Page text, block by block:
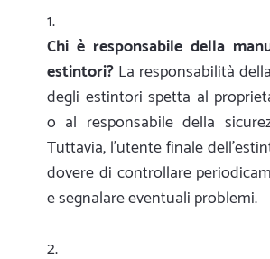
Chi è responsabile della
estintori? La responsabilità
degli estintori spetta al
o al responsabile della
Tuttavia, l'utente finale
dovere di controllare
e segnalare eventuali problemi.